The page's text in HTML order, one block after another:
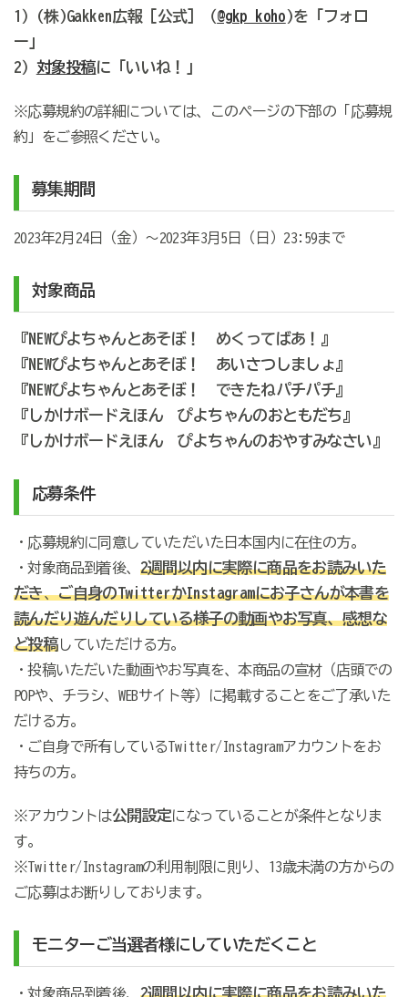
1）(株)Gakken広報［公式］（@gkp_koho )を「フォロ
ー」
2） 対象投稿に「いいね！」
※応募規約の詳細については、このページの下部の「応募規
約」をご参照ください。
募集期間
2023年2月24日（金）～2023年3月5日（日）23:59まで
対象商品
『NEWぴよちゃんとあそぼ！ めくってばあ！』
『NEWぴよちゃんとあそぼ！ あいさつしましょ』
『NEWぴよちゃんとあそぼ！ できたねパチパチ』
『しかけボードえほん ぴよちゃんのおともだち』
『しかけボードえほん ぴよちゃんのおやすみなさい』
応募条件
・応募規約に同意していただいた日本国内に在住の方。
・対象商品到着後、 2週間以内に実際に商品をお読みいた
だき、ご自身のTwitterかInstagramにお子さんが本書を
読んだり遊んだりしている様子の動画やお写真、感想な
ど投稿していただける方。
・投稿いただいた動画やお写真を、本商品の宣材（店頭での
POPや、チラシ、WEBサイト等）に掲載することをご了承いた
だける方。
・ご自身で所有しているTwitter/Instagramアカウントをお
持ちの方。
※アカウントは公開設定になっていることが条件となりま
す。
※Twitter/Instagramの利用制限に則り、13歳未満の方からの
ご応募はお断りしております。
モニターご当選者様にしていただくこと
・対象商品到着後、 2週間以内に実際に商品をお読みいた